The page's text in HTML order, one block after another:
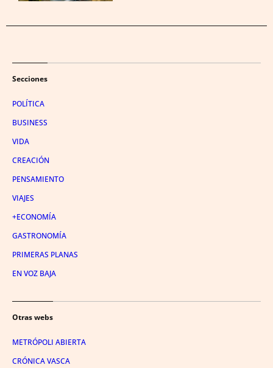
Secciones
POLÍTICA
BUSINESS
VIDA
CREACIÓN
PENSAMIENTO
VIAJES
+ECONOMÍA
GASTRONOMÍA
PRIMERAS PLANAS
EN VOZ BAJA
Otras webs
METRÓPOLI ABIERTA
CRÓNICA VASCA